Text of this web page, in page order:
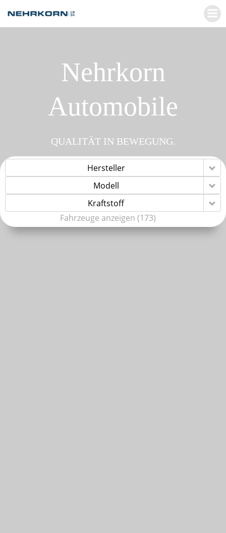
springen
Nehrkorn
Automobile
QUALITÄT IN BEWEGUNG.
Hersteller
Modell
Kraftstoff
Fahrzeuge anzeigen (173)